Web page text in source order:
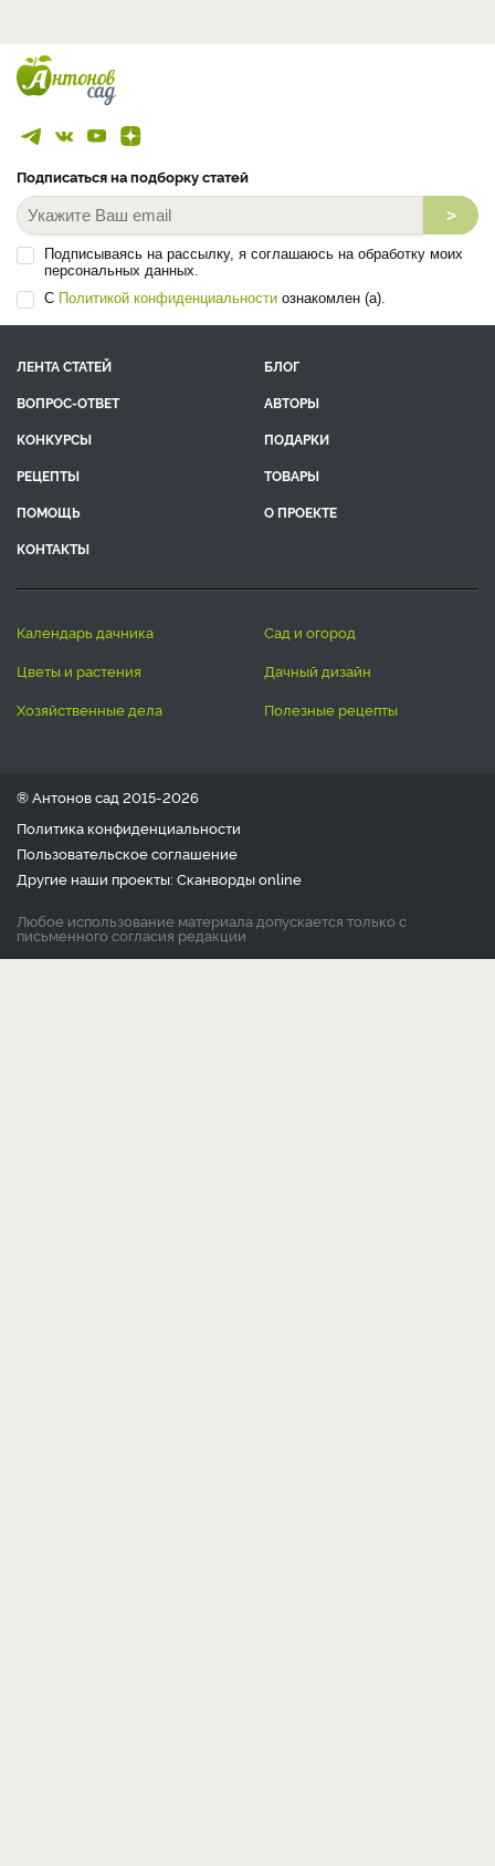
Подписаться на подборку статей
>
Подписываясь на рассылку, я соглашаюсь на обработку моих
персональных данных.
С Политикой конфиденциальности ознакомлен (а).
ЛЕНТА СТАТЕЙ
БЛОГ
ВОПРОС-ОТВЕТ
АВТОРЫ
КОНКУРСЫ
ПОДАРКИ
РЕЦЕПТЫ
ТОВАРЫ
ПОМОЩЬ
О ПРОЕКТЕ
КОНТАКТЫ
календарь дачника
сад и огород
цветы и растения
дачный дизайн
хозяйственные дела
полезные рецепты
® Антонов сад 2015-2026
Политика конфиденциальности
Пользовательское соглашение
Другие наши проекты: Сканвордыonline
Любое использование материала допускается только с
письменного согласия редакции